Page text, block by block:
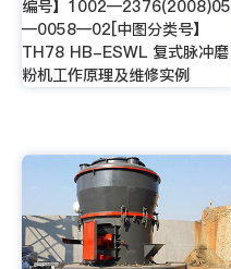
编号】1002—2376(2008)05
—0058—02[中图分类号】
TH78 HB-ESWL 复式脉冲磨
粉机工作原理及维修实例